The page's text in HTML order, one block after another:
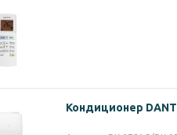
Кондиционер